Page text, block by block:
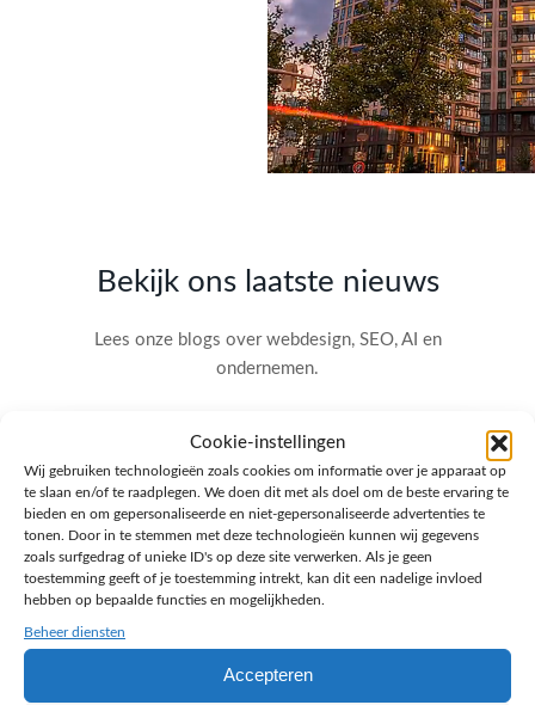
Cookie-instellingen
Wij gebruiken technologieën zoals cookies om informatie over je apparaat op
te slaan en/of te raadplegen. We doen dit met als doel om de beste ervaring te
bieden en om gepersonaliseerde en niet-gepersonaliseerde advertenties te
tonen. Door in te stemmen met deze technologieën kunnen wij gegevens
zoals surfgedrag of unieke ID's op deze site verwerken. Als je geen
toestemming geeft of je toestemming intrekt, kan dit een nadelige invloed
hebben op bepaalde functies en mogelijkheden.
Beheer diensten
Accepteren
Bekijk ons laatste nieuws
Lees onze blogs over webdesign, SEO, AI en
ondernemen.